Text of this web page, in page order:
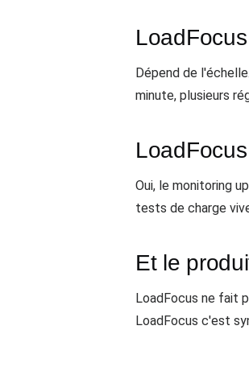
Dépend de
minute, plusieurs
Oui, le monitoring
tests de charge
Et le
LoadFocus ne fait
LoadFocus c'est